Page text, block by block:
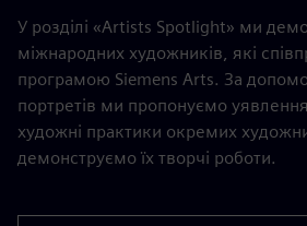
У розділі «Artists Spotlight» ми
міжнародних художників, які
програмою Siemens Arts. За
портретів ми пропонуємо уявлення
художні практики окремих
демонструємо їх творчі роботи.